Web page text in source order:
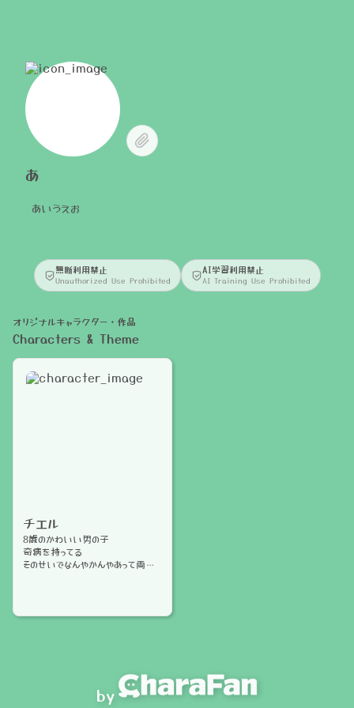
あ
あいうえお
無断利用禁止
Unauthorized Use Prohibited
AI学習利用禁止
AI Training Use Prohibited
オリジナルキャラクター・作品
Characters & Theme
チエル
8歳のかわいい男の子
奇病を持ってる
そのせいでなんやかんやあって両目
by